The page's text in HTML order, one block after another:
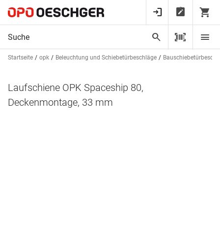
Startseite opk Beleuchtung und Schiebetürbeschläge
Laufschiene OPK Spaceship 80,
Deckenmontage, 33 mm